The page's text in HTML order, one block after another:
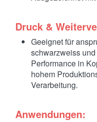
Druck &
Geeignet für
schwarzweiss
Performance in
hohem
Verarbeitung.
Anwendungen: